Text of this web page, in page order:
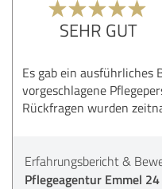
SEHR GUT
Es gab ein ausführliches
vorgeschlagene
Rückfragen wurden
Erfahrungsbericht &
Pflegeagentur Emmel 24